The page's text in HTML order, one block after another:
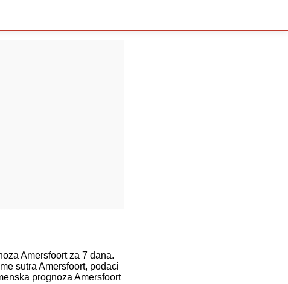
Amersfoort za 7 dana.
sutra Amersfoort, podaci
prognoza Amersfoort